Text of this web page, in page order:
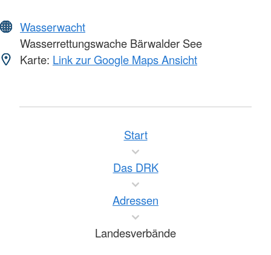
Wasserwacht
Wasserrettungswache Bärwalder See
Karte: Link zur Google Maps Ansicht
Start
Das DRK
Adressen
Landesverbände